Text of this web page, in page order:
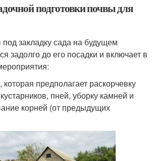
подготовки почвы для
закладку сада на будущем
задолго до его посадки и включает в
которая предполагает раскорчевку
пней, уборку камней и
корней (от предыдущих